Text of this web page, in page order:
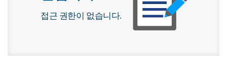
접근 권한이 없습니다.